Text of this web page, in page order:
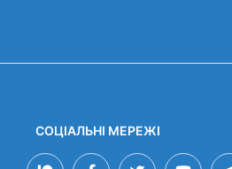
СОЦІАЛЬНІ МЕРЕЖІ